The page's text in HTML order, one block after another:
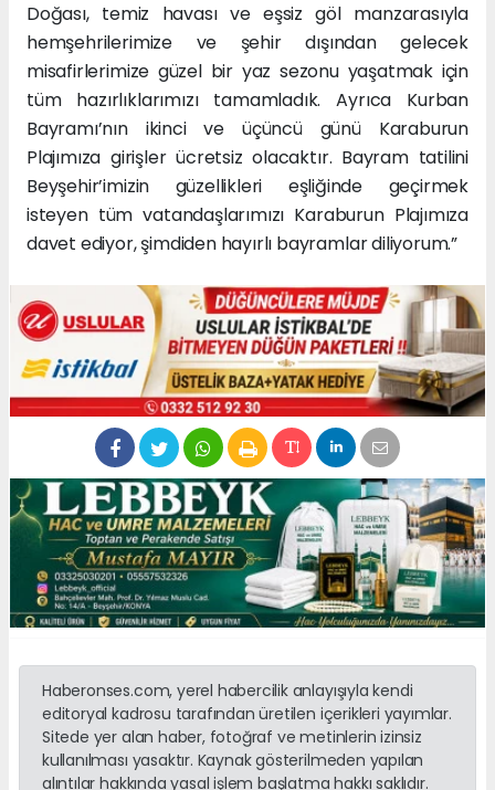
Doğası, temiz havası ve eşsiz göl manzarasıyla
hemşehrilerimize ve şehir dışından gelecek
misafirlerimize güzel bir yaz sezonu yaşatmak için
tüm hazırlıklarımızı tamamladık. Ayrıca Kurban
Bayramı’nın ikinci ve üçüncü günü Karaburun
Plajımıza girişler ücretsiz olacaktır. Bayram tatilini
Beyşehir’imizin güzellikleri eşliğinde geçirmek
isteyen tüm vatandaşlarımızı Karaburun Plajımıza
davet ediyor, şimdiden hayırlı bayramlar diliyorum.”
Haberonses.com, yerel habercilik anlayışıyla kendi
editoryal kadrosu tarafından üretilen içerikleri yayımlar.
Sitede yer alan haber, fotoğraf ve metinlerin izinsiz
kullanılması yasaktır. Kaynak gösterilmeden yapılan
alıntılar hakkında yasal işlem başlatma hakkı saklıdır.